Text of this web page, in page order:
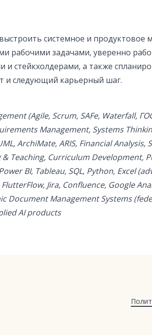
системное и продуктовое
рабочими задачами, уверенно
и стейкхолдерами, а также
и следующий карьерный шаг.
(Agile, Scrum, SAFe, Waterfall,
Management, Systems
ArchiMate, ARIS, Financial Analysis,
Teaching, Curriculum Development,
BI, Tableau, SQL, Python, Excel
Jira, Confluence, Google
Document Management Systems
AI products